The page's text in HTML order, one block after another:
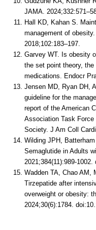
JAMA.
Hall KD, Kahan S.
management of
2018;102:183–197.
Garvey WT. Is obesity
the set point theory,
medications. Endocr
Jensen MD, Ryan DH,
guideline for the
report of the American
Association Task
Society. J Am Coll
Wilding JPH,
Semaglutide in Adults
2021;384(11):989-
Wadden TA, Chao AM,
Tirzepatide after
overweight or obesity:
2024;30(6):1784.